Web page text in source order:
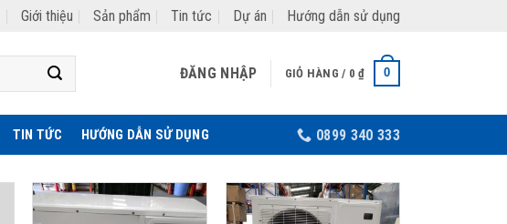
Giới thiệu Sản phẩm Tin tức Dự án Hướng dẫn sử dụng
ĐĂNG NHẬP GIỎ HÀNG / 0₫ 0
TIN TỨC HƯỚNG DẪN SỬ DỤNG 0899 340 333